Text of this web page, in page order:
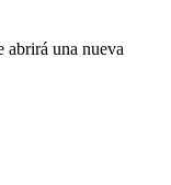
abrirá una nueva